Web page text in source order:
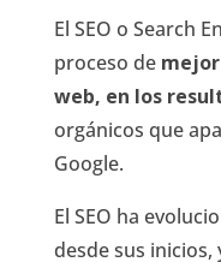
El SEO o Search
proceso de
web, en los
orgánicos que
Google.
El SEO ha
desde sus